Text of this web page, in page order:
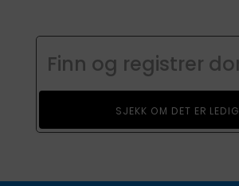
SJEKK OM DET ER LEDIG